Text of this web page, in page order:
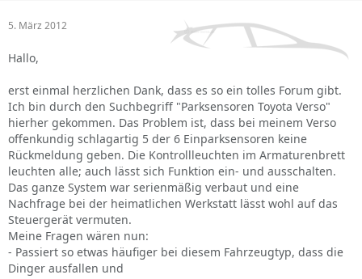
5. März 2012
Hallo,
erst einmal herzlichen Dank, dass es so ein tolles Forum gibt.
Ich bin durch den Suchbegriff "Parksensoren Toyota Verso"
hierher gekommen. Das Problem ist, dass bei meinem Verso
offenkundig schlagartig 5 der 6 Einparksensoren keine
Rückmeldung geben. Die Kontrollleuchten im Armaturenbrett
leuchten alle; auch lässt sich Funktion ein- und ausschalten.
Das ganze System war serienmäßig verbaut und eine
Nachfrage bei der heimatlichen Werkstatt lässt wohl auf das
Steuergerät vermuten.
Meine Fragen wären nun:
- Passiert so etwas häufiger bei diesem Fahrzeugtyp, dass die
Dinger ausfallen und